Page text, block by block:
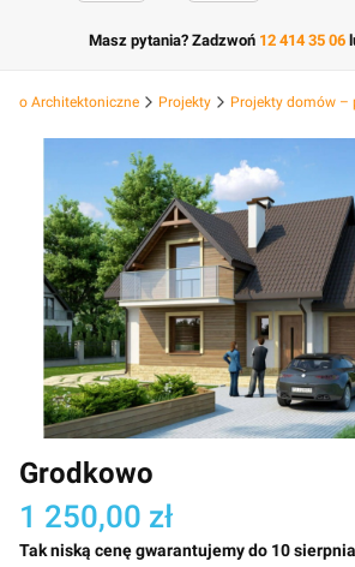
Masz pytania? Zadzwoń 12 414 35 06
Architektoniczne Projekty
Grodkowo
1 250,00 zł
Tak niską cenę gwarantujemy do 10